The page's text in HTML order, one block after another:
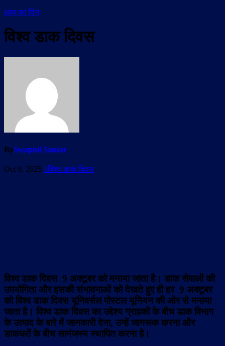
आज का दिन
विश्व डाक दिवस
BySwapnil Sansar
Oct 9, 2025 #विश्व डाक दिवस
विश्व डाक दिवस 9 अक्टूबर को मनाया जाता है। डाक सेवाओं की
उपयोगिता और इसकी संभावनाओं को देखते हुए ही हर 9 अक्टूबर
को विश्व डाक दिवस यूनिवर्सल पोस्टल यूनियन की ओर से मनाया
जाता है। विश्व डाक दिवस का उद्देश्य ग्राहकों के बीच डाक विभाग
के उत्पाद के बारे में जानकारी देना, उन्हें जागरूक करना और
डाकघरों के बीच सामंजस्य स्थापित करना है।